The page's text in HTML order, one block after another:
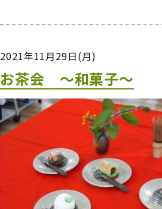
2021年11月29日(月)
お茶会 ～和菓子～